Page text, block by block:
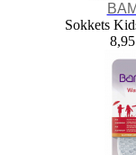
Sokkets